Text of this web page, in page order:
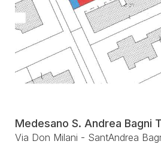
Medesano S. Andrea Bagni
Via Don Milani - SantAndrea